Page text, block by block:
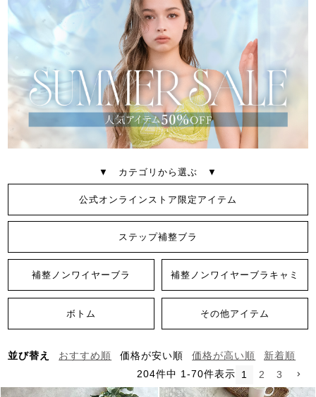
▼ カテゴリから選ぶ ▼
公式オンラインストア限定アイテム
ステップ補整ブラ
補整ノンワイヤーブラ 補整ノンワイヤーブラキャミ
ボトム その他アイテム
並び替え おすすめ順 価格が安い順 価格が高い順
新着順
204件中 1-70件表示 1 2 3